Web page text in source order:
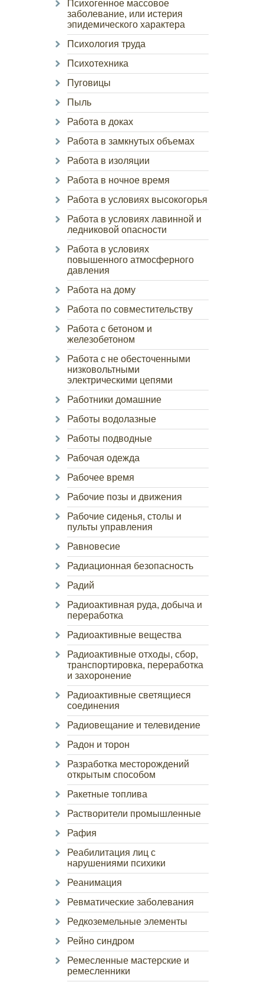
Психогенное массовое
заболевание, или истерия
эпидемического характера
Психология труда
Психотехника
Пуговицы
Пыль
Работа в доках
Работа в замкнутых объемах
Работа в изоляции
Работа в ночное время
Работа в условиях высокогорья
Работа в условиях лавинной и
ледниковой опасности
Работа в условиях
повышенного атмосферного
давления
Работа на дому
Работа по совместительству
Работа с бетоном и
железобетоном
Работа с не обесточенными
низковольтными
электрическими цепями
Работники домашние
Работы водолазные
Работы подводные
Рабочая одежда
Рабочее время
Рабочие позы и движения
Рабочие сиденья, столы и
пульты управления
Равновесие
Радиационная безопасность
Радий
Радиоактивная руда, добыча и
переработка
Радиоактивные вещества
Радиоактивные отходы, сбор,
транспортировка, переработка
и захоронение
Радиоактивные светящиеся
соединения
Радиовещание и телевидение
Радон и торон
Разработка месторождений
открытым способом
Ракетные топлива
Растворители промышленные
Рафия
Реабилитация лиц с
нарушениями психики
Реанимация
Ревматические заболевания
Редкоземельные элементы
Рейно синдром
Ремесленные мастерские и
ремесленники